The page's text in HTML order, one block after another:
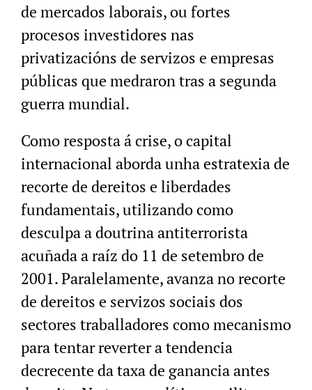
de mercados laborais, ou fortes
procesos investidores nas
privatizacións de servizos e empresas
públicas que medraron tras a segunda
guerra mundial.
Como resposta á crise, o capital
internacional aborda unha estratexia de
recorte de dereitos e liberdades
fundamentais, utilizando como
desculpa a doutrina antiterrorista
acuñada a raíz do 11 de setembro de
2001. Paralelamente, avanza no recorte
de dereitos e servizos sociais dos
sectores traballadores como mecanismo
para tentar reverter a tendencia
decrecente da taxa de ganancia antes